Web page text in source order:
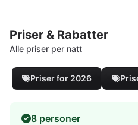
Priser & Rabatter
Alle priser per natt
Priser for 2026
8 personer